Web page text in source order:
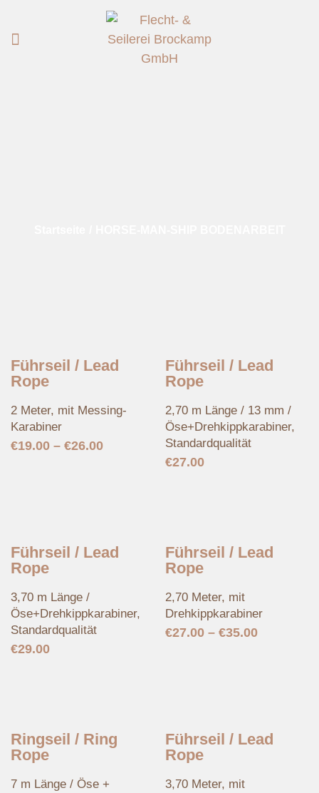
Führseil / Lead
Rope
2 Meter, mit Messing-
Karabiner
€19.00 – €26.00
Führseil / Lead
Rope
2,70 m Länge / 13 mm /
Öse+Drehkippkarabiner,
Standardqualität
€27.00
Führseil / Lead
Rope
3,70 m Länge /
Öse+Drehkippkarabiner,
Standardqualität
€29.00
Führseil / Lead
Rope
2,70 Meter, mit
Drehkippkarabiner
€27.00– €35.00
Ringseil / Ring
Rope
7 m Länge / Öse +
Führseil / Lead
Rope
3,70 Meter, mit